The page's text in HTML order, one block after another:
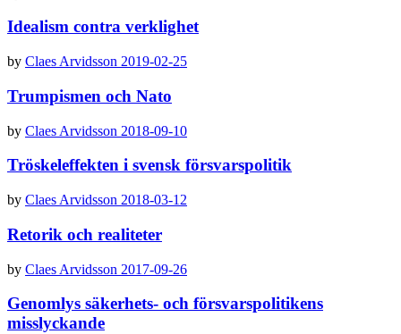
Idealism contra verklighet
by Claes Arvidsson 2019-02-25
Trumpismen och Nato
by Claes Arvidsson 2018-09-10
Tröskeleffekten i svensk försvarspolitik
by Claes Arvidsson 2018-03-12
Retorik och realiteter
by Claes Arvidsson 2017-09-26
Genomlys säkerhets- och försvarspolitikens
misslyckande